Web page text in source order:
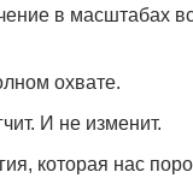
в масштабах
охвате.
И не изменит.
которая нас